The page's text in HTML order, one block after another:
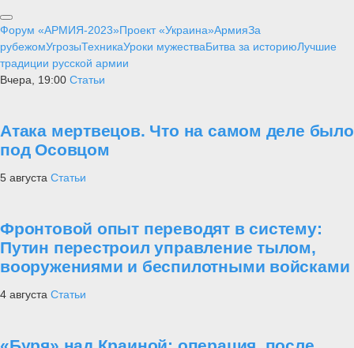
Форум «АРМИЯ-2023»Проект «Украина»АрмияЗа
рубежомУгрозыТехникаУроки мужестваБитва за историюЛучшие
традиции русской армии
Вчера, 19:00 Статьи
Атака мертвецов. Что на самом деле было
под Осовцом
5 августа Статьи
Фронтовой опыт переводят в систему:
Путин перестроил управление тылом,
вооружениями и беспилотными войсками
4 августа Статьи